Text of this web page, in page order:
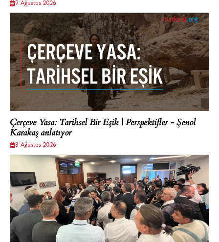
9 Ağustos 2026
Çerçeve Yasa: Tarihsel Bir Eşik | Perspektifler - Şenol
Karakaş anlatıyor
8 Ağustos 2026